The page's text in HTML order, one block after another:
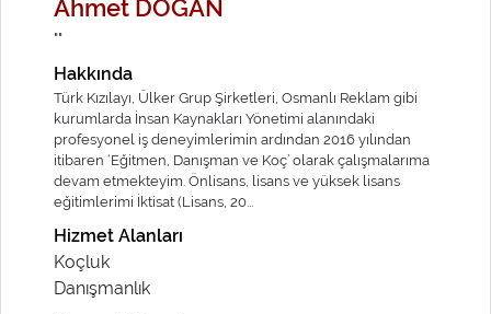
Ahmet DOĞAN
""
Hakkında
Türk Kızılayı, Ülker Grup Şirketleri, Osmanlı Reklam gibi
kurumlarda İnsan Kaynakları Yönetimi alanındaki
profesyonel iş deneyimlerimin ardından 2016 yılından
itibaren ‘Eğitmen, Danışman ve Koç’ olarak çalışmalarıma
devam etmekteyim. Önlisans, lisans ve yüksek lisans
eğitimlerimi İktisat (Lisans, 20...
Hizmet Alanları
Koçluk
Danışmanlık